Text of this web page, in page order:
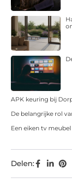
Delen:
APK keuring bij
De belangrijke rol
Een eiken tv